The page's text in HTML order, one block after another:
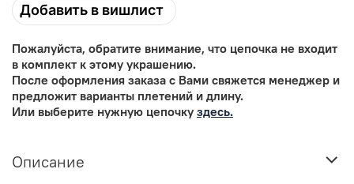
Добавить в вишлист
Пожалуйста, обратите внимание, что цепочка не входит
в комплект к этому украшению.
После оформления заказа с Вами свяжется менеджер и
предложит варианты плетений и длину.
Или выберите нужную цепочку здесь.
Описание